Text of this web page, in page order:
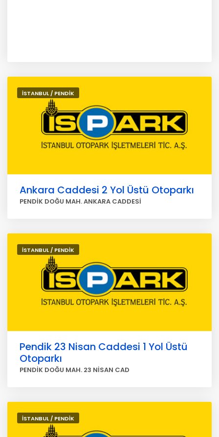
İSTANBUL / PENDİK
Ankara Caddesi 2 Yol Üstü Otoparkı
PENDİK DOĞU MAH. ANKARA CADDESİ
İSTANBUL / PENDİK
Pendik 23 Nisan Caddesi 1 Yol Üstü
Otoparkı
PENDİK DOĞU MAH. 23 NİSAN CAD
İSTANBUL / PENDİK